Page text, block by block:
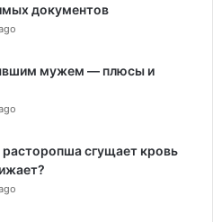
документов
мужем — плюсы и
расторопша сгущает кровь